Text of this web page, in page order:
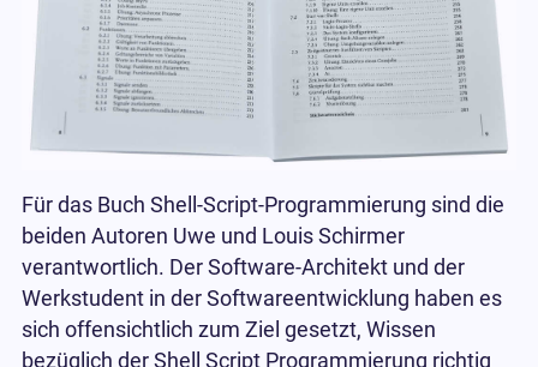
Für das Buch Shell-Script-Programmierung sind die
beiden Autoren Uwe und Louis Schirmer
verantwortlich. Der Software-Architekt und der
Werkstudent in der Softwareentwicklung haben es
sich offensichtlich zum Ziel gesetzt, Wissen
bezüglich der Shell Script Programmierung richtig